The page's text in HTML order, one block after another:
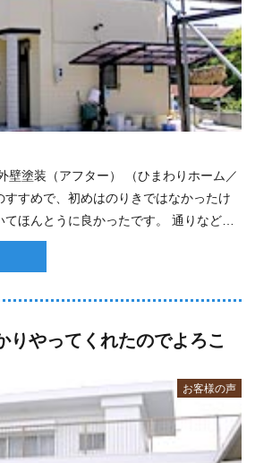
すすめで、初めはのりきではなかったけ
ほんとうに良かったです。 通りなどで
たねと･･･
りやってくれたのでよろこ
お客様の声